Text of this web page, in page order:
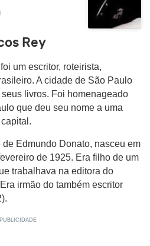
Rey
um escritor, roteirista,
A cidade de São Paulo
livros. Foi homenageado
que deu seu nome a uma
Edmundo Donato, nasceu em
de 1925. Era filho de um
trabalhava na editora do
irmão do também escritor